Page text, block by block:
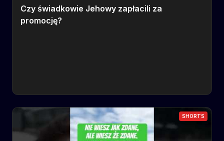
Czy świadkowie Jehowy zapłacili za
promocję?
SHORTS